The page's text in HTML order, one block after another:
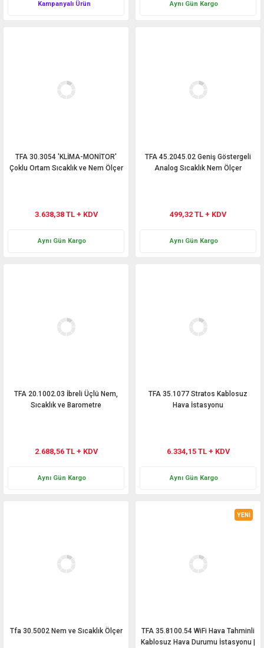
Kampanyalı Ürün Aynı Gün Kargo
TFA 30.3054 'KLİMA-MONİTOR'
Çoklu Ortam Sıcaklık ve Nem Ölçer
3.638,38 TL + KDV
Aynı Gün Kargo
TFA 45.2045.02 Geniş Göstergeli
Analog Sıcaklık Nem Ölçer
499,32 TL + KDV
Aynı Gün Kargo
TFA 20.1002.03 İbreli Üçlü Nem,
Sıcaklık ve Barometre
2.688,56 TL + KDV
Aynı Gün Kargo
TFA 35.1077 Stratos Kablosuz
Hava İstasyonu
6.334,15 TL + KDV
Aynı Gün Kargo
Tfa 30.5002 Nem ve Sıcaklık Ölçer
YENİ
TFA 35.8100.54 WiFi Hava Tahminli
Kablosuz Hava Durumu İstasyonu |